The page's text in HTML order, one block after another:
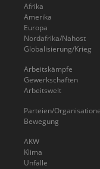
Afrika
Amerika
Europa
Nordafrika/Nahost
Globalisierung/Krieg
Arbeitskämpfe
Gewerkschaften
Arbeitswelt
Parteien/
Bewegung
AKW
Klima
Unfälle